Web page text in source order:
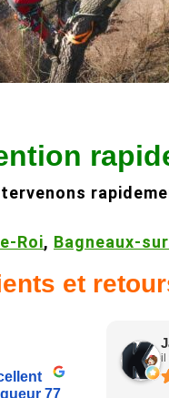
Roi, Bagneaux-
et
77
il